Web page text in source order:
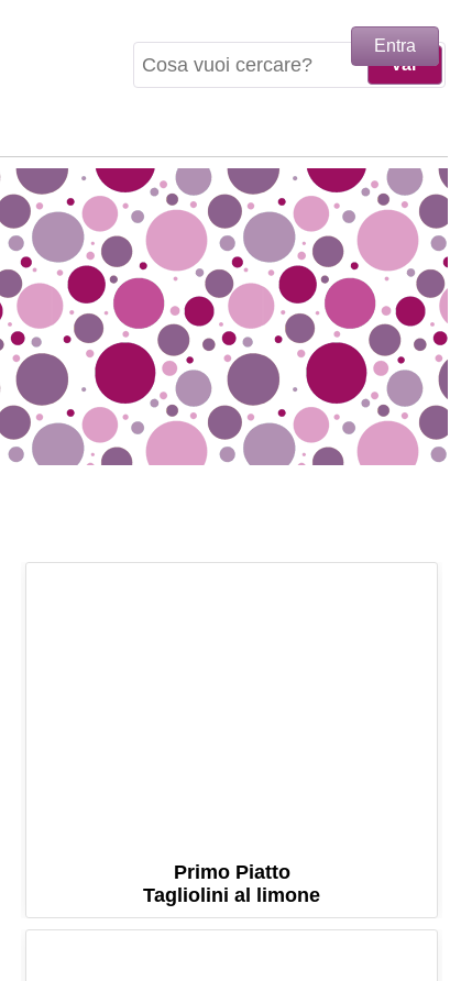
Primo Piatto
Tagliolini al limone
Entra